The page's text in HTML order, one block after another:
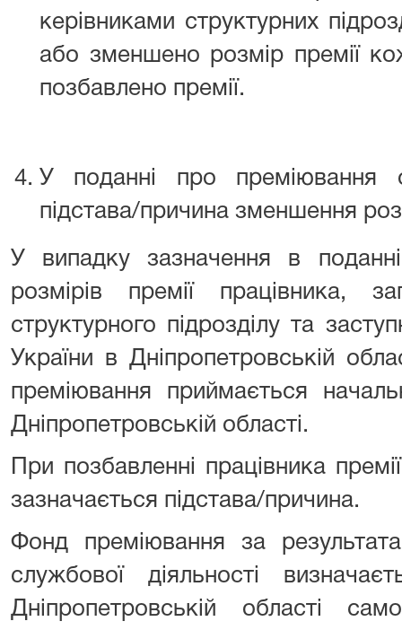
керівниками структурних
або зменшено розмір премії
позбавлено премії.
У поданні про преміювання
підстава/причина зменшення
У випадку зазначення в
розмірів премії працівника,
структурного підрозділу та
України в Дніпропетровській
преміювання приймається
Дніпропетровській області.
При позбавленні працівника
зазначається підстава/причина.
Фонд преміювання за
службової діяльності
Дніпропетровській області